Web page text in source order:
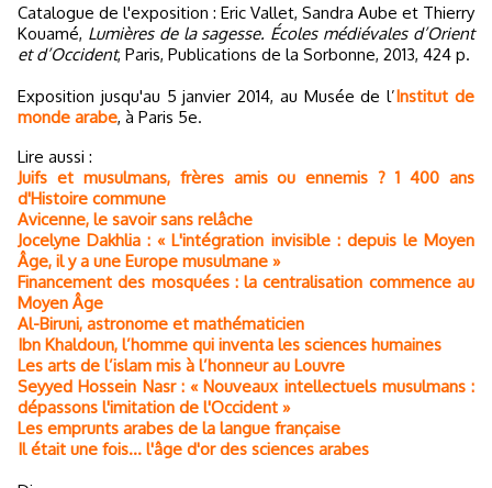
Catalogue de l'exposition : Eric Vallet, Sandra Aube et Thierry
Kouamé, Lumières de la sagesse. Écoles médiévales d’Orient
et d’Occident, Paris, Publications de la Sorbonne, 2013, 424 p.
Exposition jusqu'au 5 janvier 2014, au Musée de l’Institut de
monde arabe, à Paris 5e.
Lire aussi :
Juifs et musulmans, frères amis ou ennemis ? 1 400 ans
d'Histoire commune
Avicenne, le savoir sans relâche
Jocelyne Dakhlia : « L'intégration invisible : depuis le Moyen
Âge, il y a une Europe musulmane »
Financement des mosquées : la centralisation commence au
Moyen Âge
Al-Biruni, astronome et mathématicien
Ibn Khaldoun, l’homme qui inventa les sciences humaines
Les arts de l’islam mis à l’honneur au Louvre
Seyyed Hossein Nasr : « Nouveaux intellectuels musulmans :
dépassons l'imitation de l'Occident »
Les emprunts arabes de la langue française
Il était une fois... l'âge d'or des sciences arabes